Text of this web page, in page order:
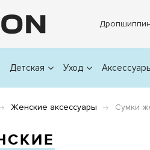
Детская Уход
Женские аксессуары Сумки